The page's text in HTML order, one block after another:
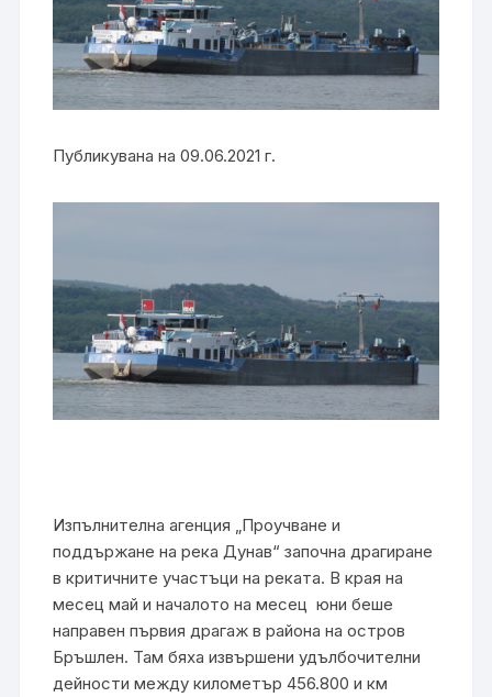
Публикувана на 09.06.2021 г.
Изпълнителна агенция „Проучване и
поддържане на река Дунав“ започна драгиране
в критичните участъци на реката. В края на
месец май и началото на месец юни беше
направен първия драгаж в района на остров
Бръшлен. Там бяха извършени удълбочителни
дейности между километър 456.800 и км